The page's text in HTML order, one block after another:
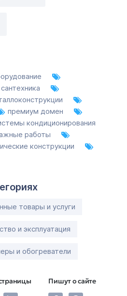
премиум домен
кондиционирования
работы
конструкции
товары и услуги
и эксплуатация
и обогреватели
Пишут о сайте